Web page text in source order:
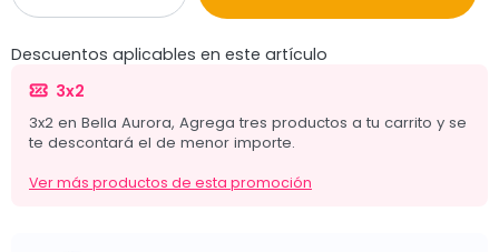
Descuentos aplicables en este artículo
3x2
3x2 en Bella Aurora, Agrega tres productos a tu carrito y se
te descontará el de menor importe.
Ver más productos de esta promoción